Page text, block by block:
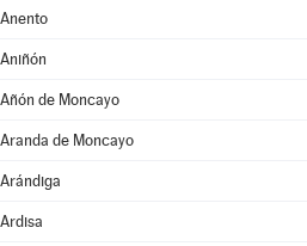
Anento
Aniñón
Añón de Moncayo
Aranda de Moncayo
Arándiga
Ardisa